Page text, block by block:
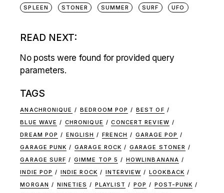
SPLEEN
STONER SUMMER SURF UFO
READ NEXT:
No posts were found for provided query
parameters.
TAGS
ANACHRONIQUE BEDROOM POP
BEST OF
BLUE WAVE
CHRONIQUE
CONCERT REVIEW
DREAM POP
ENGLISH FRENCH
GARAGE POP
GARAGE PUNK
GARAGE ROCK
GARAGE STONER
GARAGE SURF
GIMME TOP 5
HOWLINBANANA
INDIE POP
INDIE ROCK INTERVIEW
LOOKBACK
MORGAN
NINETIES PLAYLIST POP
POST-PUNK